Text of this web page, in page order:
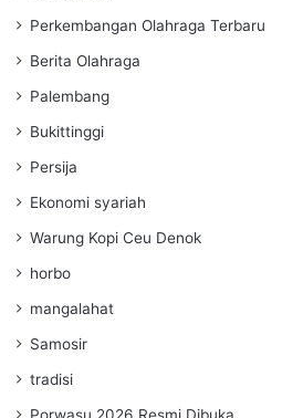
Perkembangan Olahraga Terbaru
Berita Olahraga
Palembang
Bukittinggi
Persija
Ekonomi syariah
Warung Kopi Ceu Denok
horbo
mangalahat
Samosir
tradisi
Porwasu 2026 Resmi Dibuka